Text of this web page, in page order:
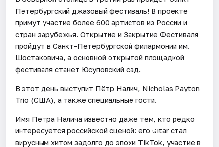
Петербургский джазовый фестиваль! В проекте
примут участие более 600 артистов из России и
стран зарубежья. Открытие и Закрытие Фестиваля
пройдут в Санкт-Петербургской филармонии им.
Шостаковича, а основной открытой площадкой
фестиваля станет Юсуповский сад.
В этот день выступит Пётр Налич, Nicholas Payton
Trio (США), а также специальные гости.
Имя Петра Налича известно даже тем, кто редко
интересуется российской сценой: его Gitar стал
вирусным хитом задолго до эпохи TikTok, участие в